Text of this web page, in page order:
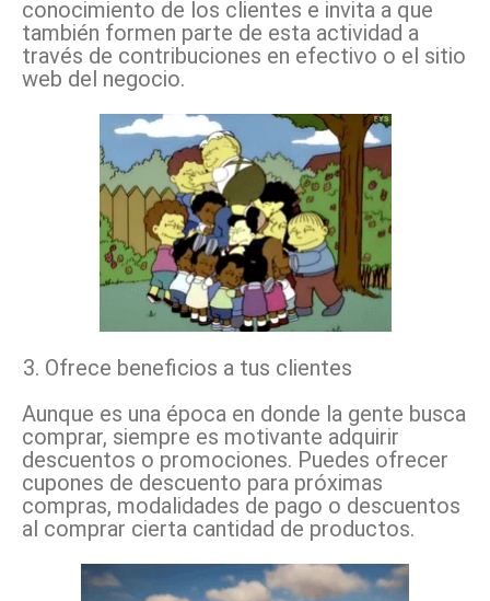
conocimiento de los clientes e invita a que
también formen parte de esta actividad a
través de contribuciones en efectivo o el sitio
web del negocio.
Ofrece beneficios a tus clientes
Aunque es una época en donde la gente busca
comprar, siempre es motivante adquirir
descuentos o promociones. Puedes ofrecer
cupones de descuento para próximas
compras, modalidades de pago o descuentos
al comprar cierta cantidad de productos.